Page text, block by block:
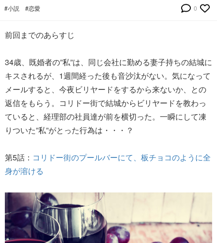
#小説 #恋愛 0
前回までのあらすじ
34歳、既婚者の”私”は、同じ会社に勤める妻子持ちの結城に
キスされるが、1週間経った後も音沙汰がない。気になって
メールすると、今夜ビリヤードをするから来ないか、との
返信をもらう。コリドー街で結城からビリヤードを教わっ
ていると、経理部の社員達が前を横切った。一瞬にして凍
りついた”私”がとった行為は・・・？
第5話： コリドー街のプールバーにて、板チョコのように全
身が溶ける